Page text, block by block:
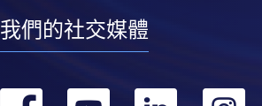
我們的社交媒體